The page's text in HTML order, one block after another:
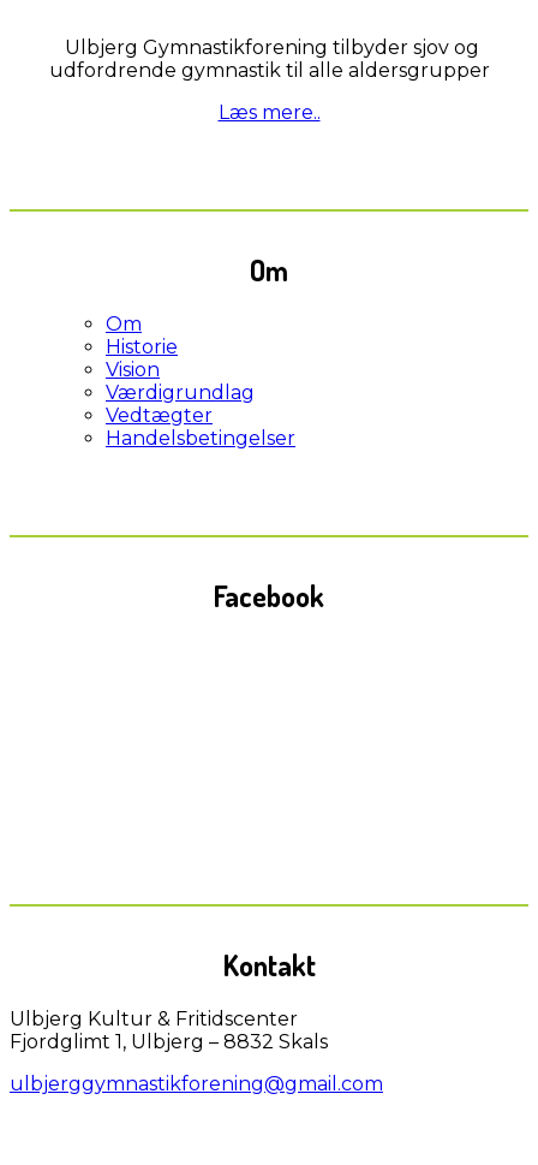
Ulbjerg Gymnastikforening tilbyder sjov og
udfordrende gymnastik til alle aldersgrupper
Læs mere..
Om
Om
Historie
Vision
Værdigrundlag
Vedtægter
Handelsbetingelser
Facebook
Kontakt
Ulbjerg Kultur & Fritidscenter
Fjordglimt 1, Ulbjerg – 8832 Skals
ulbjerggymnastikforening@gmail.com